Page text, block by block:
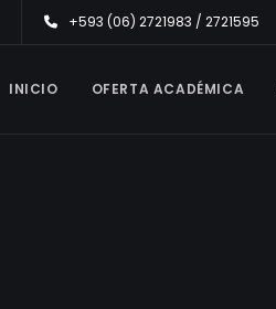
+593 (06) 2721983 / 2721595
INICIO OFERTA ACADÉMICA